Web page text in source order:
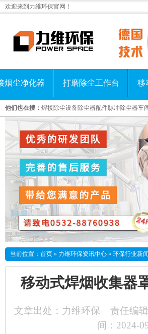
欢迎来到力维环保官网！
烟尘净化器 打磨除尘工作台 移
他们也在搜： 焊接除尘设备除尘器配件脉冲除尘器车
当前位置： 首页 » 力维环保资讯中心 » 环保行业新闻
移动式焊烟收集器
文章出处：力维环保 责任编
间：2024-